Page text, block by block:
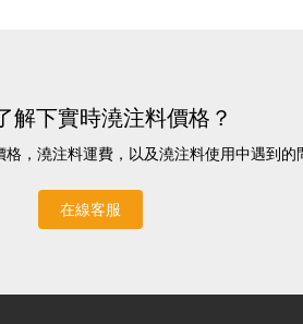
解下實時澆注料價格？
格，澆注料運費，以及澆注料使用中遇到
在線客服